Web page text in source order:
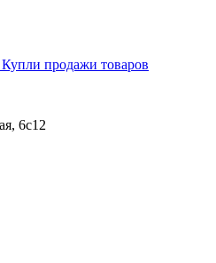
продажи товаров
6с12